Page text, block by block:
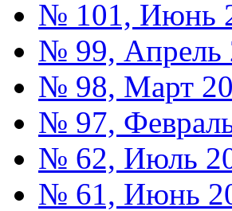
№ 101, Июнь
№ 99, Апрель
№ 98, Март
№ 97,
№ 62, Июль
№ 61, Июнь